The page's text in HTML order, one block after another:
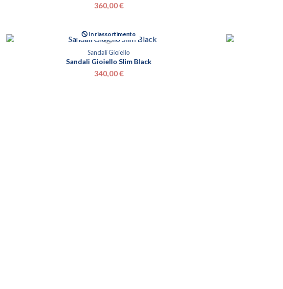
360,00 €
In riassortimento
Sandali Gioiello
Sandali Gioiello Slim Black
340,00 €